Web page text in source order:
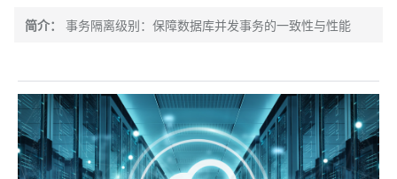
简介： 事务隔离级别：保障数据库并发事务的一致性与性能